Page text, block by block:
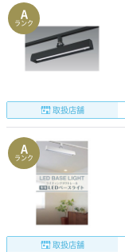
A
ランク
取扱店舗
A
ランク
取扱店舗